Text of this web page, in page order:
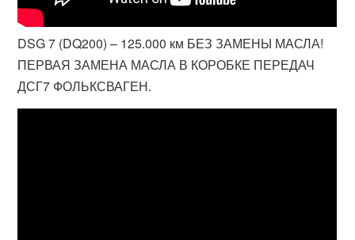
DSG 7 (DQ200) – 125.000 км БЕЗ ЗАМЕНЫ МАСЛА!
ПЕРВАЯ ЗАМЕНА МАСЛА В КОРОБКЕ ПЕРЕДАЧ
ДСГ7 ФОЛЬКСВАГЕН.